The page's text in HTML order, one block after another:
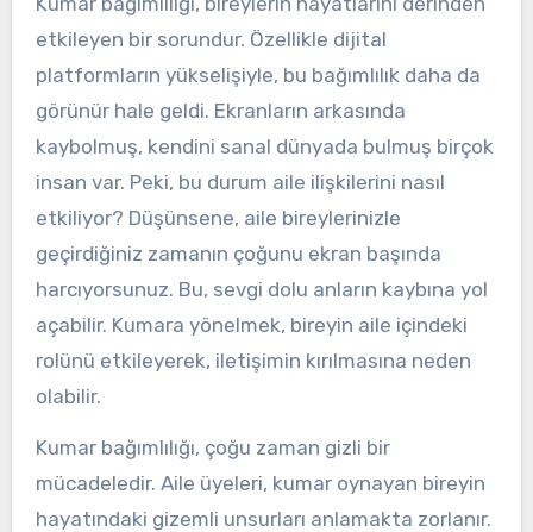
etkileyen bir sorundur. Özellikle dijital
platformların yükselişiyle, bu bağımlılık daha da
görünür hale geldi. Ekranların arkasında
kaybolmuş, kendini sanal dünyada bulmuş birçok
insan var. Peki, bu durum aile ilişkilerini nasıl
etkiliyor? Düşünsene, aile bireylerinizle
geçirdiğiniz zamanın çoğunu ekran başında
harcıyorsunuz. Bu, sevgi dolu anların kaybına yol
açabilir. Kumara yönelmek, bireyin aile içindeki
rolünü etkileyerek, iletişimin kırılmasına neden
olabilir.
Kumar bağımlılığı, çoğu zaman gizli bir
mücadeledir. Aile üyeleri, kumar oynayan bireyin
hayatındaki gizemli unsurları anlamakta zorlanır.